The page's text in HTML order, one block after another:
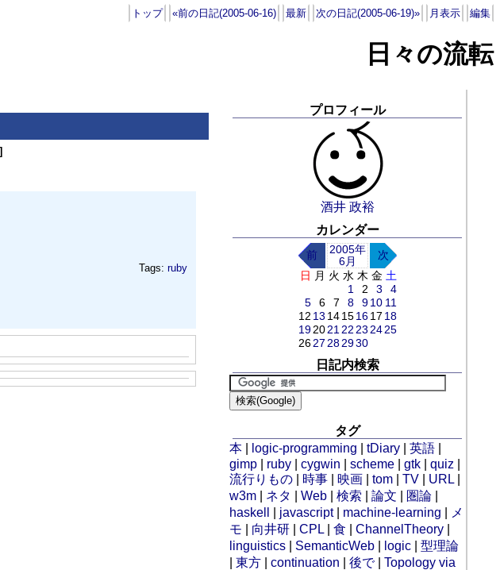
トップ «前の日記(2005-06-16) 最新 次の日記(2005-06-19)» 月表示 編集
日々の流転
Tags: ruby
プロフィール
酒井 政裕
カレンダー
前
2005年
6月
次
日 月 火 水 木 金 土
1
2 3
4
5
6 7 8 9 10 11
12 13 14 15 16 17 18
19 20 21 22 23 24 25
26 27 28 2930
日記内検索
タグ
本
logic-programming |tDiary |英語
gimp
ruby |cygwin |scheme |gtk |quiz
流行りもの
時事 映画 |tom |TV URL
w3m
ネタ |Web |検索 |論文 圏論
haskell
javascript| machine-learning
メ
モ
向井研 |CPL |食 |ChannelTheory
linguistics
SemanticWeb logic |型理論
|東方 |continuation |後で|Topology via